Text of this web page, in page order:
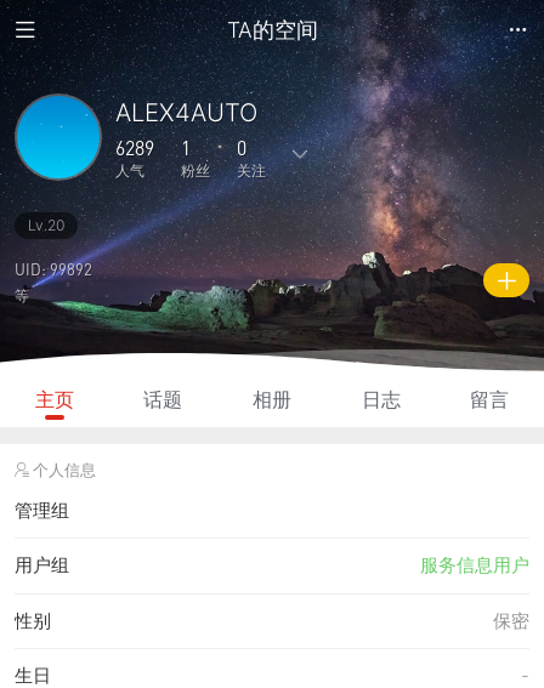
TA的空间
ALEX4AUTO
6289
人气
1
粉丝
0
关注
77
主题
681
回复
8
日志
2
相册
28
好友
1 0
关注
3
说说
6289
人气
1915
积分
Lv.20
UID: 99892
等
主页 话题 相册 日志 留言
个人信息
管理组
用户组 服务信息用户
保密
性别
-
生日